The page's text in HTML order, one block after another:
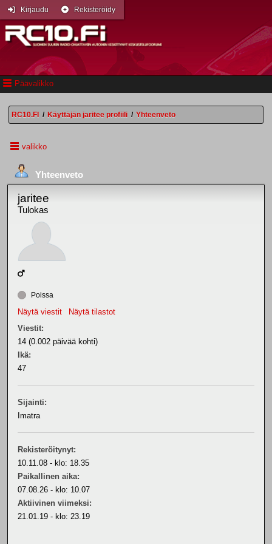
Päävalikko
Kirjaudu Rekisteröidy
RC10.FI / Käyttäjän jaritee profiili / Yhteenveto
valikko
Yhteenveto
jaritee
Tulokas
Poissa
Näytä viestit
Näytä tilastot
Viestit:
14 (0.002 päivää kohti)
Ikä:
47
Sijainti:
Imatra
Rekisteröitynyt:
10.11.08 - klo: 18.35
Paikallinen aika:
07.08.26 - klo: 10.07
Aktiivinen viimeksi:
21.01.19 - klo: 23.19